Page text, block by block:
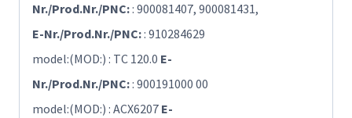
Nr./Prod.Nr./PNC:: 900081407, 900081431,
E-Nr./Prod.Nr./PNC:: 910284629
model:(MOD:) : TC 120.0 E-
Nr./Prod.Nr./PNC:: 900191000 00
model:(MOD:) : ACX6207 E-